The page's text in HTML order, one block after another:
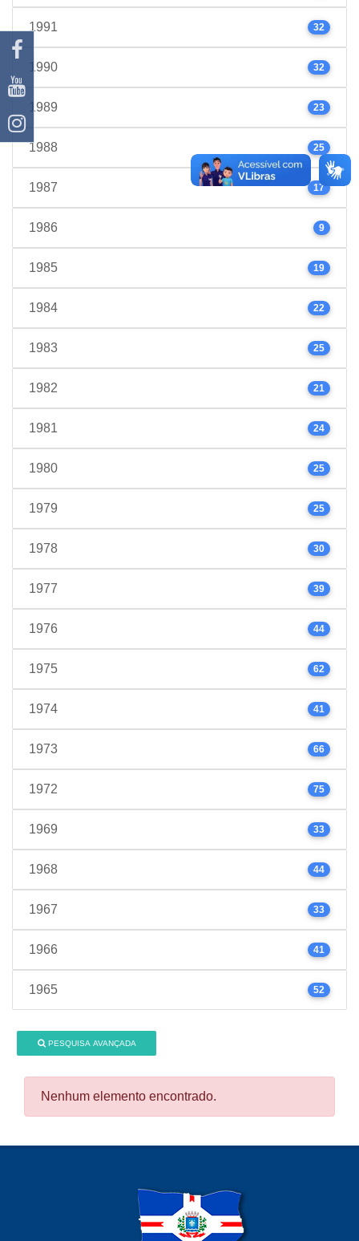
1991 32
1990 32
1989 23
1988 25
1987 17
1986 9
1985 19
1984 22
1983 25
1982 21
1981 24
1980 25
1979 25
1978 30
1977 39
1976 44
1975 62
1974 41
1973 66
1972 75
1969 33
1968 44
1967 33
1966 41
1965 52
PESQUISA AVANÇADA
Nenhum elemento encontrado.